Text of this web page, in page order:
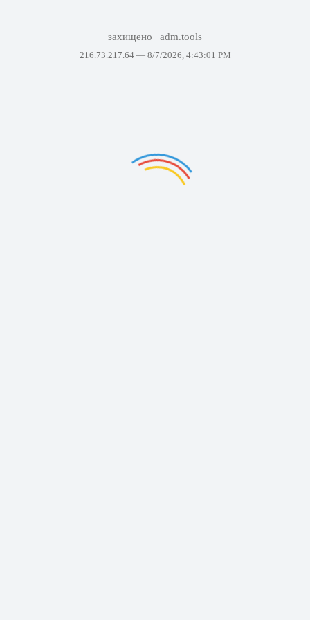
захищено adm.tools
216.73.217.64 — 8/7/2026, 4:43:01 PM